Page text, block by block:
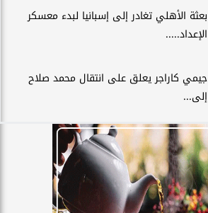
بعثة الأهلي تغادر إلى إسبانيا لبدء معسكر
الإعداد.....
جيمي كاراجر يعلق على انتقال محمد صلاح
إلى...